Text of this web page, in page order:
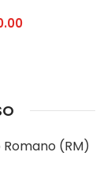
Romano (RM)